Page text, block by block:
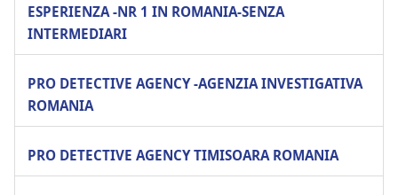
ESPERIENZA -NR 1 IN ROMANIA-SENZA
INTERMEDIARI
PRO DETECTIVE AGENCY -AGENZIA INVESTIGATIVA
ROMANIA
PRO DETECTIVE AGENCY TIMISOARA ROMANIA